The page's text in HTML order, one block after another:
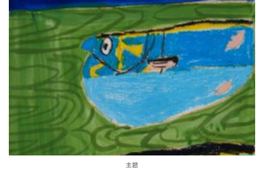
主題